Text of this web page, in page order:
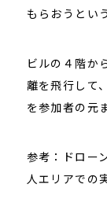
もらおうとい
ビルの４階か
離を飛行して
を参加者の元
参考：ドロー
人エリアでの